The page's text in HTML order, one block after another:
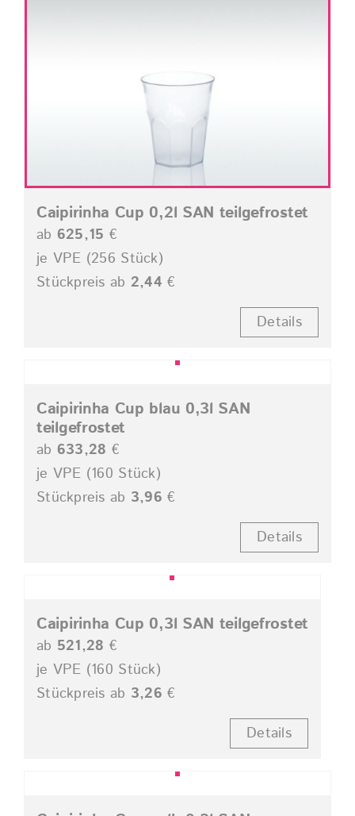
Caipirinha Cup 0,2l SAN teilgefrostet
ab 625,15 €
je VPE (256 Stück)
Stückpreis ab 2,44 €
Details
Caipirinha Cup blau 0,3l SAN
teilgefrostet
ab 633,28 €
je VPE (160 Stück)
Stückpreis ab 3,96 €
Details
Caipirinha Cup 0,3l SAN teilgefrostet
ab 521,28 €
je VPE (160 Stück)
Stückpreis ab 3,26 €
Details